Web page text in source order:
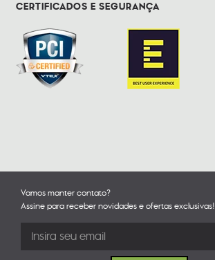
CERTIFICADOS E SEGURANÇA
Vamos manter contato?
Assine para receber novidades e ofertas exclusivas!